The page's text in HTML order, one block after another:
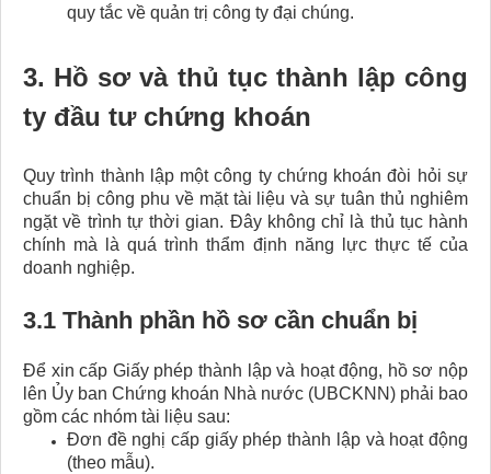
quy tắc về quản trị công ty đại chúng.
3. Hồ sơ và thủ tục thành lập công
ty đầu tư chứng khoán​
Quy trình thành lập một công ty chứng khoán đòi hỏi sự
chuẩn bị công phu về mặt tài liệu và sự tuân thủ nghiêm
ngặt về trình tự thời gian. Đây không chỉ là thủ tục hành
chính mà là quá trình thẩm định năng lực thực tế của
doanh nghiệp.
3.1 Thành phần hồ sơ cần chuẩn bị
Để xin cấp Giấy phép thành lập và hoạt động, hồ sơ nộp
lên Ủy ban Chứng khoán Nhà nước (UBCKNN) phải bao
gồm các nhóm tài liệu sau:
Đơn đề nghị cấp giấy phép thành lập và hoạt động
(theo mẫu).